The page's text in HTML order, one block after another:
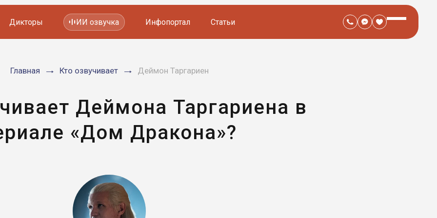
Мультфильмов
Дикторы ИИ озвучка Инфопортал Статьи
Главная Кто озвучивает Деймон Таргариен
Деймона Таргариена в
«Дом Дракона»?